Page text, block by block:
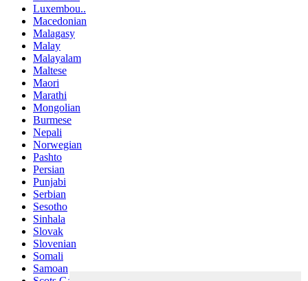
Luxembou..
Macedonian
Malagasy
Malay
Malayalam
Maltese
Maori
Marathi
Mongolian
Burmese
Nepali
Norwegian
Pashto
Persian
Punjabi
Serbian
Sesotho
Sinhala
Slovak
Slovenian
Somali
Samoan